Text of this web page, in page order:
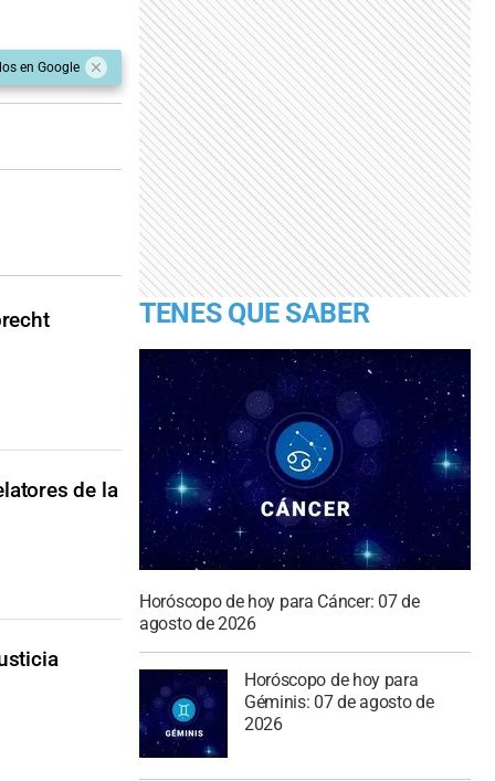
en Google
de la
TENES QUE SABER
Horóscopo de hoy para Cáncer: 07 de
agosto de 2026
Horóscopo de hoy para
Géminis: 07 de agosto de
2026